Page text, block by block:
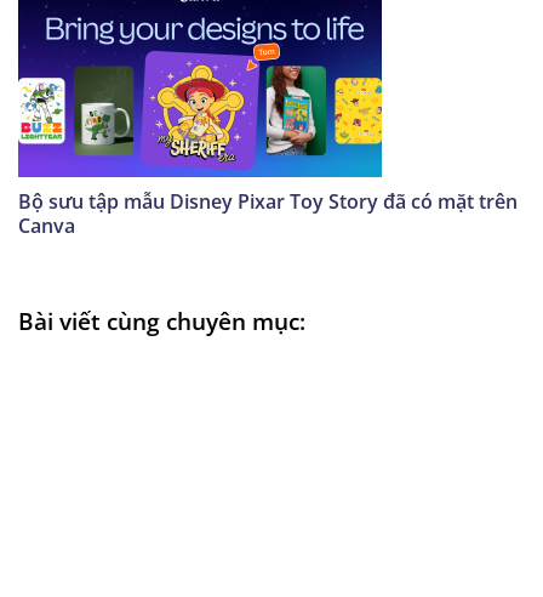
Bộ sưu tập mẫu Disney Pixar Toy Story đã có mặt trên
Canva
Bài viết cùng chuyên mục: